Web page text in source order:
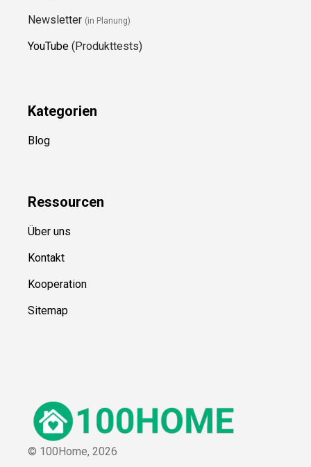
Newsletter (in Planung)
YouTube (Produkttests)
Kategorien
Blog
Ressourcen
Über uns
Kontakt
Kooperation
Sitemap
© 100Home, 2026